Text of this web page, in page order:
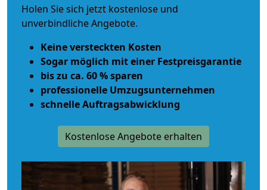
Holen Sie sich jetzt kostenlose und
unverbindliche Angebote.
Keine versteckten Kosten
Sogar möglich mit einer Festpreisgarantie
bis zu ca. 60 % sparen
professionelle Umzugsunternehmen
schnelle Auftragsabwicklung
Kostenlose Angebote erhalten